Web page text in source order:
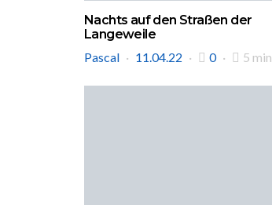
Nachts auf den Straßen der
Langeweile
Pascal
11.04.22 0 5 min